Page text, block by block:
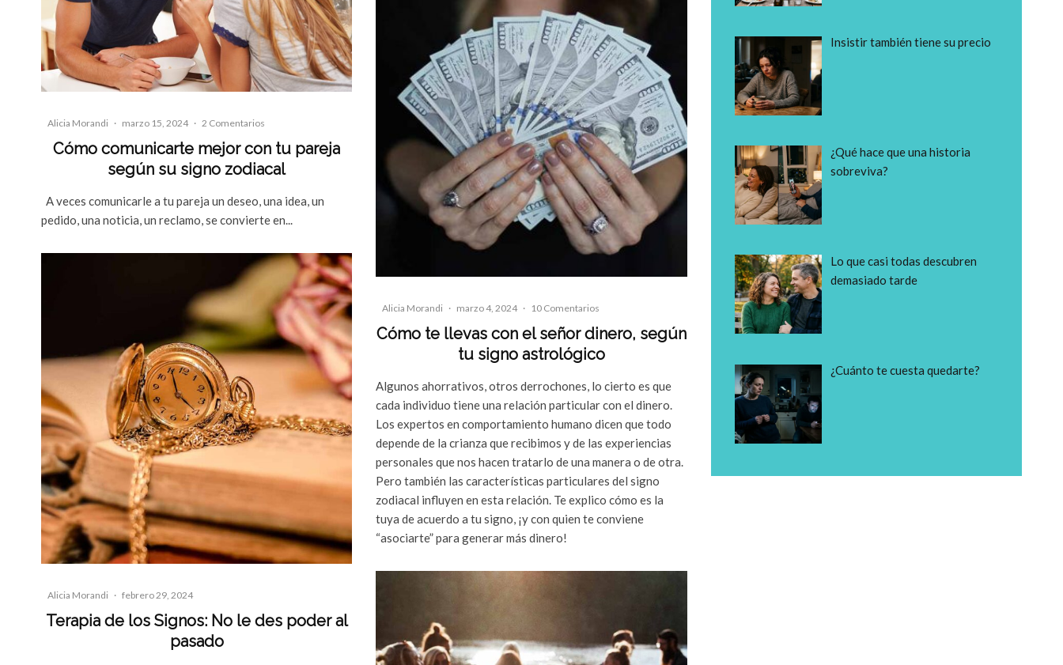
Alicia Morandi · marzo 15, 2024 · 2 Comentarios
Cómo comunicarte mejor con tu pareja
según su signo zodiacal
A veces comunicarle a tu pareja un deseo, una idea, un
pedido, una noticia, un reclamo, se convierte en...
Alicia Morandi · febrero 29, 2024
Terapia de los Signos: No le des poder al
pasado
Alicia Morandi · marzo 4, 2024 · 10 Comentarios
Cómo te llevas con el señor dinero, según
tu signo astrológico
Algunos ahorrativos, otros derrochones, lo cierto es que
cada individuo tiene una relación particular con el dinero.
Los expertos en comportamiento humano dicen que todo
depende de la crianza que recibimos y de las experiencias
personales que nos hacen tratarlo de una manera o de otra.
Pero también las características particulares del signo
zodiacal influyen en esta relación. Te explico cómo es la
tuya de acuerdo a tu signo, ¡y con quien te conviene
“asociarte” para generar más dinero!
Insistir también tiene su precio
¿Qué hace que una historia
sobreviva?
Lo que casi todas descubren
demasiado tarde
¿Cuánto te cuesta quedarte?